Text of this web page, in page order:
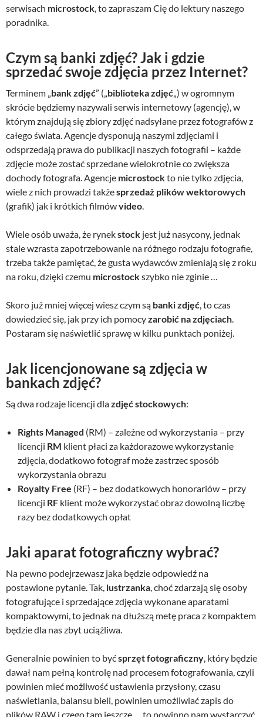
serwisach microstock , to zapraszam Cię do lektury naszego
poradnika.
Czym są banki zdjęć? Jak i gdzie
sprzedać swoje zdjęcia przez Internet?
Terminem „ bank zdjęć” („ biblioteka zdjęć „) w ogromnym
skrócie będziemy nazywali serwis internetowy (agencję), w
którym znajdują się zbiory zdjęć nadsyłane przez fotografów z
całego świata. Agencje dysponują naszymi zdjęciami i
odsprzedają prawa do publikacji naszych fotografii – każde
zdjęcie może zostać sprzedane wielokrotnie co zwiększa
dochody fotografa. Agencje microstockto nie tylko zdjęcia,
wiele z nich prowadzi takżesprzedaż plików wektorowych
(grafik) jak i krótkich filmówvideo
Wiele osób uważa, że rynekstock jest już nasycony, jednak
stale wzrasta zapotrzebowanie na różnego rodzaju fotografie,
trzeba także pamiętać, że gusta wydawców zmieniają się z roku
na roku, dzięki czemu microstockszybko nie zginie …
Skoro już mniej więcej wiesz czym są banki zdjęć , to czas
dowiedzieć się, jak przy ich pomocyzarobić na zdjęciach
Postaram się naświetlić sprawę w kilku punktach poniżej.
Jak licencjonowane są zdjęcia w
bankach zdjęć?
Są dwa rodzaje licencji dlazdjęć stockowych:
Rights Managed (RM) – zależne od wykorzystania – przy
licencji RM klient płaci za każdorazowe wykorzystanie
zdjęcia, dodatkowo fotograf może zastrzec sposób
wykorzystania obrazu
Royalty Free (RF) – bez dodatkowych honorariów – przy
licencji RF klient może wykorzystać obraz dowolną liczbę
razy bez dodatkowych opłat
Jaki aparat fotograficzny wybrać?
Na pewno podejrzewasz jaka będzie odpowiedź na
postawione pytanie. Tak, lustrzanka , choć zdarzają się osoby
fotografujące i sprzedające zdjęcia wykonane aparatami
kompaktowymi, to jednak na dłuższą metę praca z kompaktem
będzie dla nas zbyt uciążliwa.
Generalnie powinien to byćsprzęt fotograficzny , który będzie
dawał nam pełną kontrolę nad procesem fotografowania, czyli
powinien mieć możliwość ustawienia przysłony, czasu
naświetlania, balansu bieli, powinien umożliwiać zapis do
plików RAW i czego tam jeszcze … to powinno nam wystarczyć